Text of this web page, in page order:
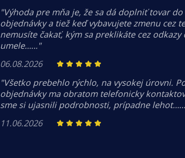
"Výhoda pre mňa je, že sa dá doplniť tovar do
objednávky a tiež keď vybavujete zmenu cez
nemusíte čakať, kým sa preklikáte cez odkazy
umele……"
06.08.2026
"Všetko prebehlo rýchlo, na vysokej úrovni.
objednávky ma obratom telefonicky
sme si ujasnili podrobnosti, prípadne
11.06.2026